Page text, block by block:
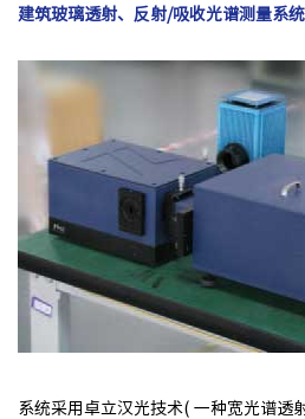
建筑玻璃透射、反射/吸收光谱测量系统
系统采用卓立汉光技术( 一种宽光谱透